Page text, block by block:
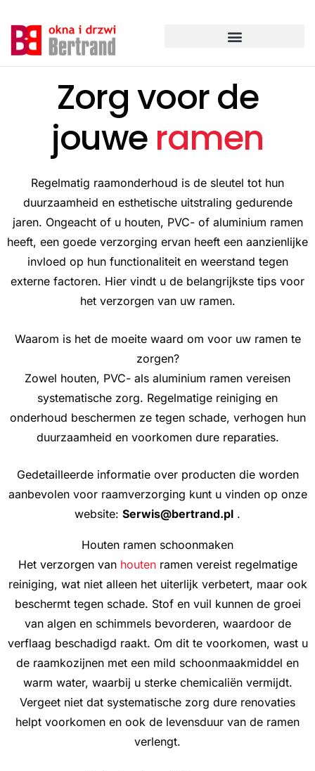
naar
inhoud
Zorg voor de
jouwe ramen
Regelmatig raamonderhoud is de sleutel tot hun
duurzaamheid en esthetische uitstraling gedurende
jaren. Ongeacht of u houten, PVC- of aluminium ramen
heeft, een goede verzorging ervan heeft een aanzienlijke
invloed op hun functionaliteit en weerstand tegen
externe factoren. Hier vindt u de belangrijkste tips voor
het verzorgen van uw ramen.
Waarom is het de moeite waard om voor uw ramen te
zorgen?
Zowel houten, PVC- als aluminium ramen vereisen
systematische zorg. Regelmatige reiniging en
onderhoud beschermen ze tegen schade, verhogen hun
duurzaamheid en voorkomen dure reparaties.
Gedetailleerde informatie over producten die worden
aanbevolen voor raamverzorging kunt u vinden op onze
website: Serwis@bertrand.pl .
Houten ramen schoonmaken
Het verzorgen van houtenramen vereist regelmatige
reiniging, wat niet alleen het uiterlijk verbetert, maar ook
beschermt tegen schade. Stof en vuil kunnen de groei
van algen en schimmels bevorderen, waardoor de
verflaag beschadigd raakt. Om dit te voorkomen, wast u
de raamkozijnen met een mild schoonmaakmiddel en
warm water, waarbij u sterke chemicaliën vermijdt.
Vergeet niet dat systematische zorg dure renovaties
helpt voorkomen en ook de levensduur van de ramen
verlengt.